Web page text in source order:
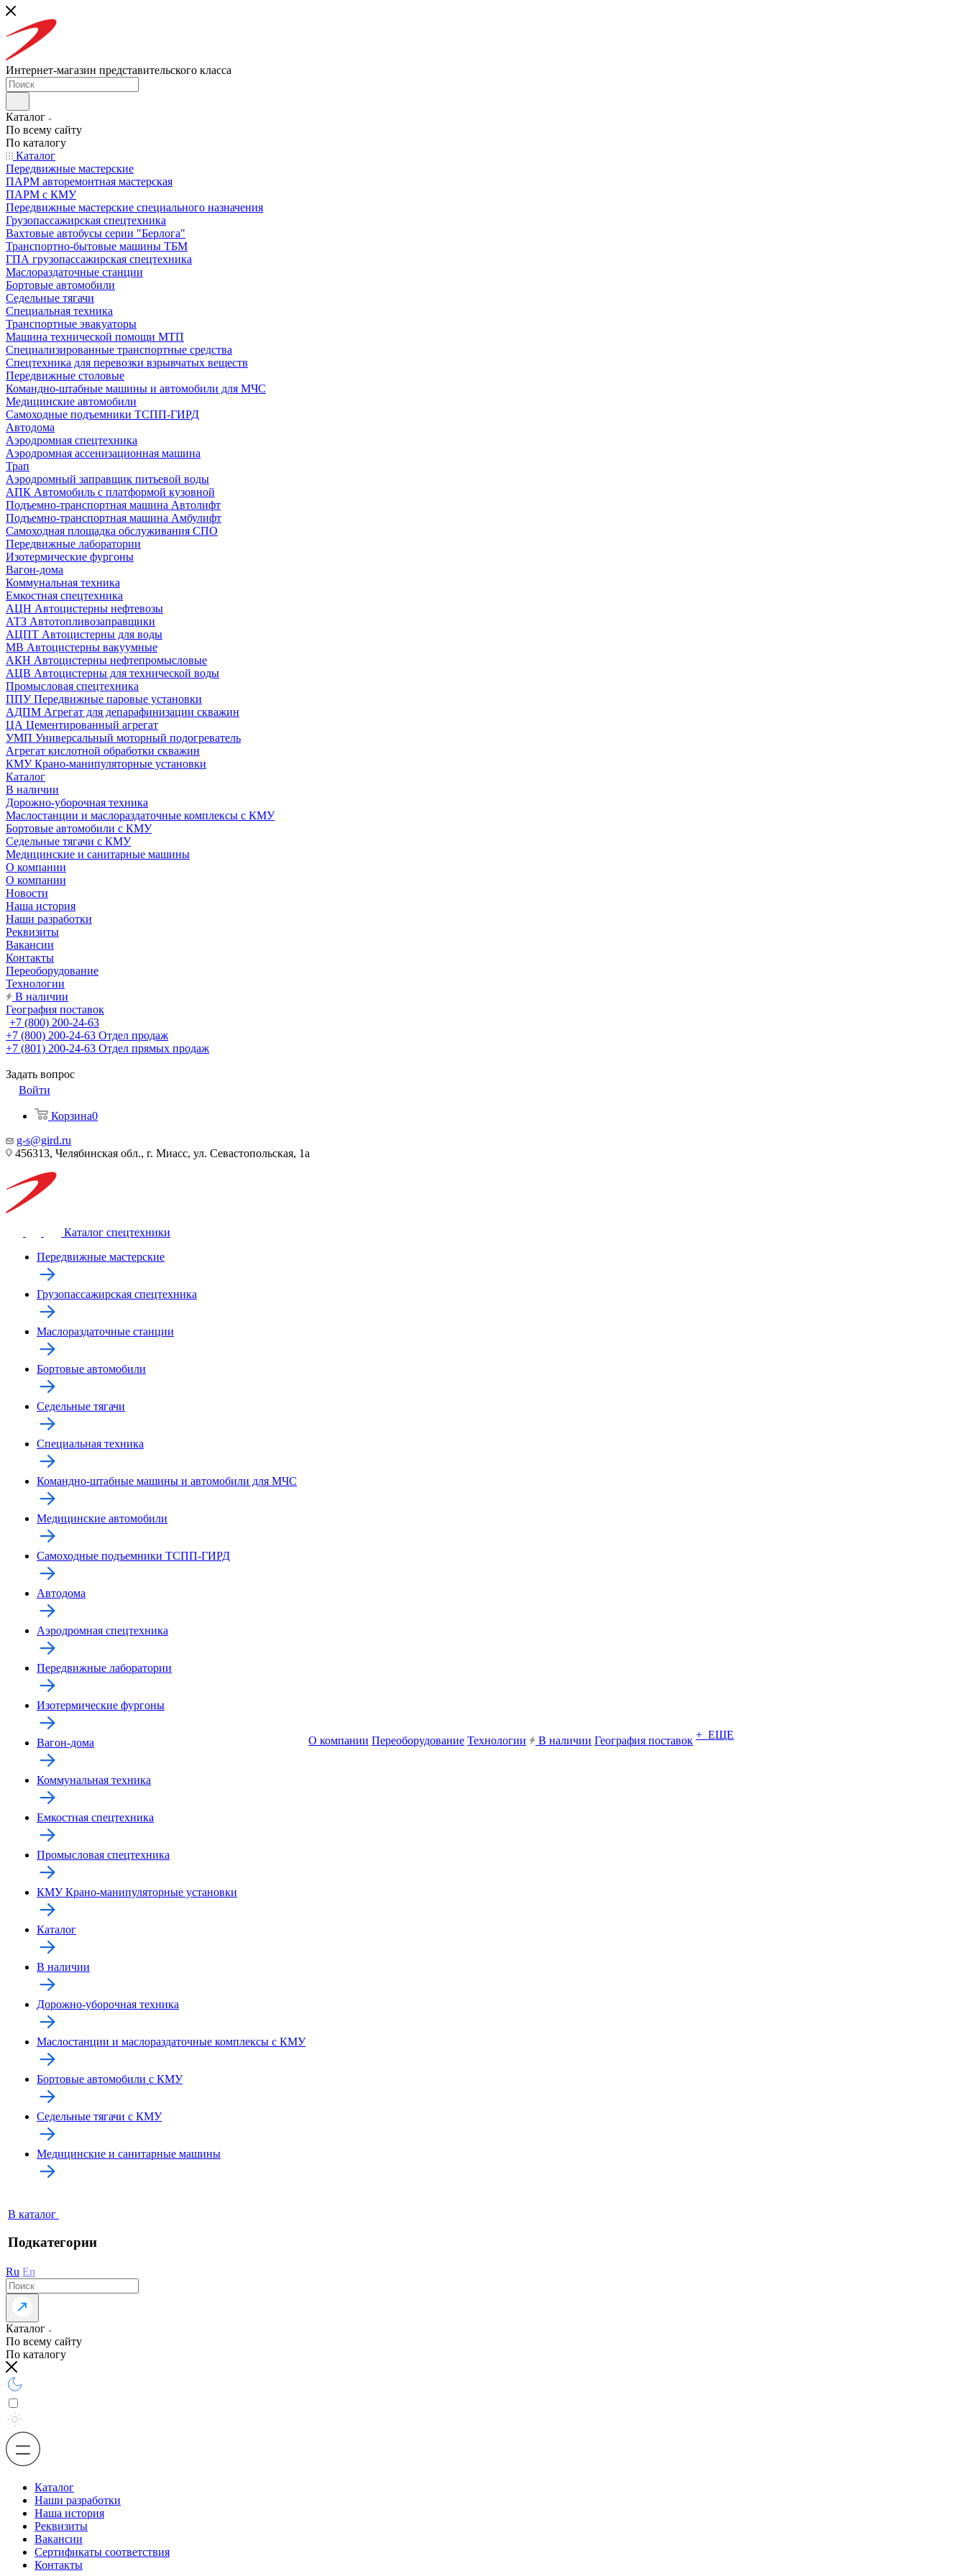
Интернет-магазин представительского класса
Каталог
По всему сайту
По каталогу
Каталог
Передвижные мастерские
ПАРМ авторемонтная мастерская
ПАРМ с КМУ
Передвижные мастерские специального назначения
Грузопассажирская спецтехника
Вахтовые автобусы серии "Берлога"
Транспортно-бытовые машины ТБМ
ГПА грузопассажирская спецтехника
Маслораздаточные станции
Бортовые автомобили
Седельные тягачи
Специальная техника
Транспортные эвакуаторы
Машина технической помощи МТП
Специализированные транспортные средства
Спецтехника для перевозки взрывчатых веществ
Передвижные столовые
Командно-штабные машины и автомобили для МЧС
Медицинские автомобили
Самоходные подъемники ТСПП-ГИРД
Автодома
Аэродромная спецтехника
Аэродромная ассенизационная машина
Трап
Аэродромный заправщик питьевой воды
АПК Автомобиль с платформой кузовной
Подъемно-транспортная машина Автолифт
Подъемно-транспортная машина Амбулифт
Самоходная площадка обслуживания СПО
Передвижные лаборатории
Изотермические фургоны
Вагон-дома
Коммунальная техника
Емкостная спецтехника
АЦН Автоцистерны нефтевозы
АТЗ Автотопливозаправщики
АЦПТ Автоцистерны для воды
МВ Автоцистерны вакуумные
АКН Автоцистерны нефтепромысловые
АЦВ Автоцистерны для технической воды
Промысловая спецтехника
ППУ Передвижные паровые установки
АДПМ Агрегат для депарафинизации скважин
ЦА Цементированный агрегат
УМП Универсальный моторный подогреватель
Агрегат кислотной обработки скважин
КМУ Крано-манипуляторные установки
Каталог
В наличии
Дорожно-уборочная техника
Маслостанции и маслораздаточные комплексы с КМУ
Бортовые автомобили с КМУ
Седельные тягачи с КМУ
Медицинские и санитарные машины
О компании
О компании
Новости
Наша история
Наши разработки
Реквизиты
Вакансии
Контакты
Переоборудование
Технологии
В наличии
География поставок
+7 (800) 200-24-63
+7 (800) 200-24-63 Отдел продаж
+7 (801) 200-24-63 Отдел прямых продаж
Задать вопрос
Войти
Корзина0
g-s@gird.ru
456313, Челябинская обл., г. Миасс, ул. Севастопольская, 1а
Каталог спецтехники
Передвижные мастерские
Грузопассажирская спецтехника
Маслораздаточные станции
Бортовые автомобили
Седельные тягачи
Специальная техника
Командно-штабные машины и автомобили для МЧС
Медицинские автомобили
Самоходные подъемники ТСПП-ГИРД
Автодома
Аэродромная спецтехника
Передвижные лаборатории
Изотермические фургоны
Вагон-дома
Коммунальная техника
Емкостная спецтехника
Промысловая спецтехника
КМУ Крано-манипуляторные установки
Каталог
В наличии
Дорожно-уборочная техника
Маслостанции и маслораздаточные комплексы с КМУ
Бортовые автомобили с КМУ
Седельные тягачи с КМУ
Медицинские и санитарные машины
В каталог
Подкатегории
О компании Переоборудование Технологии В наличии География поставок + ЕЩЕ
Ru En
Каталог
По всему сайту
По каталогу
Каталог
Наши разработки
Наша история
Реквизиты
Вакансии
Сертификаты соответствия
Контакты